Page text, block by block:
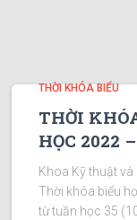
THỜI KHÓA BIỂU
THỜI
HỌC 2022
Khoa Kỹ thuật
Thời khóa biểu
từ tuần học 35